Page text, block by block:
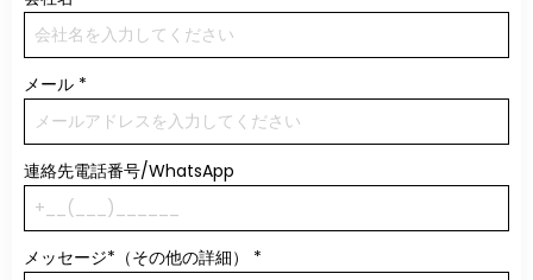
メール *
連絡先電話番号/WhatsApp
メッセージ*（その他の詳細） *